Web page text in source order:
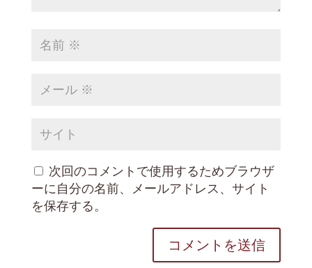
次回のコメントで使用するためブラウザ
ーに自分の名前、メールアドレス、サイト
を保存する。